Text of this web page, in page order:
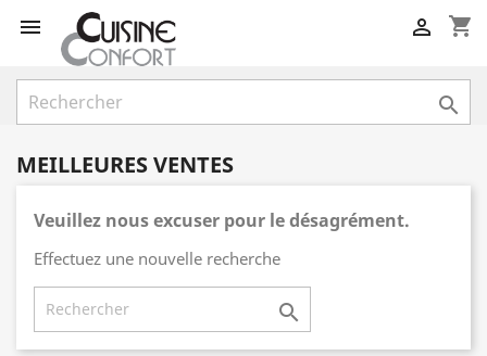
 shopping_cart


MEILLEURES VENTES
Veuillez nous excuser pour le désagrément.
Effectuez une nouvelle recherche
